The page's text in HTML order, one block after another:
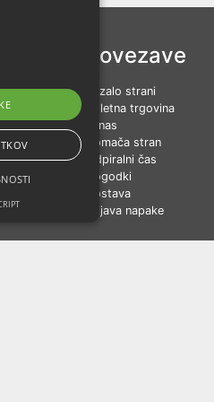
Povezave
Kazalo strani
Spletna trgovina
O nas
Domača stran
Odpiralni čas
Dogodki
Dostava
Prijava napake